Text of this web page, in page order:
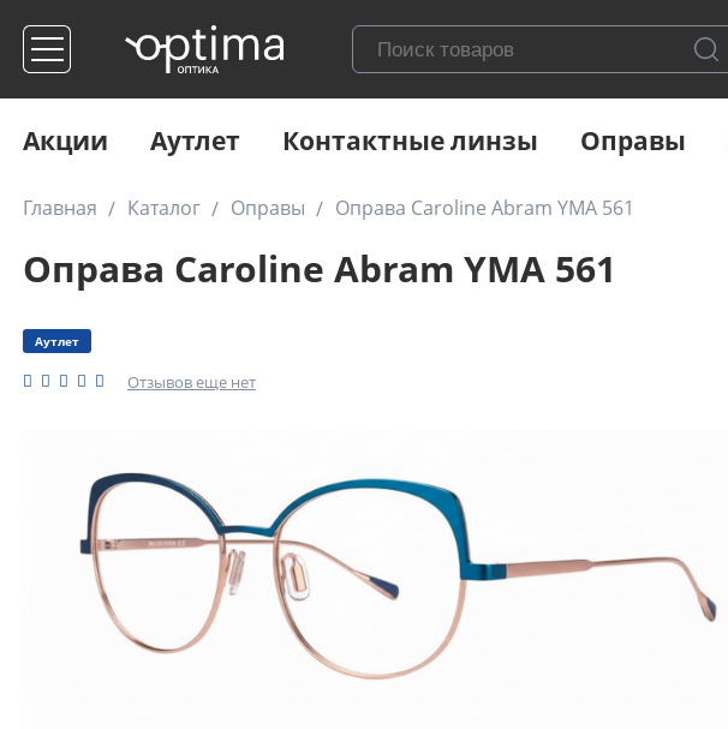
Акции Аутлет Контактные линзы Оправы
Главная Каталог Оправы Оправа Caroline Abram YMA 561
Оправа Caroline Abram YMA 561
Аутлет
Отзывов еще нет